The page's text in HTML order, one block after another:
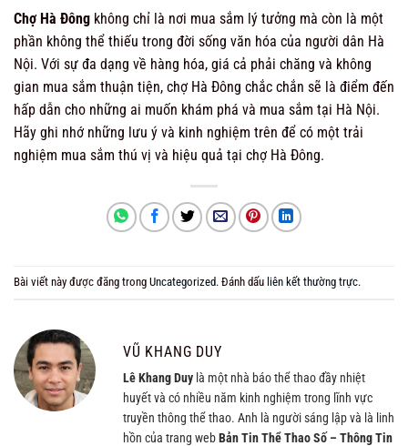
Chợ Hà Đông không chỉ là nơi mua sắm lý tưởng mà còn là một
phần không thể thiếu trong đời sống văn hóa của người dân Hà
Nội. Với sự đa dạng về hàng hóa, giá cả phải chăng và không
gian mua sắm thuận tiện, chợ Hà Đông chắc chắn sẽ là điểm đến
hấp dẫn cho những ai muốn khám phá và mua sắm tại Hà Nội.
Hãy ghi nhớ những lưu ý và kinh nghiệm trên để có một trải
nghiệm mua sắm thú vị và hiệu quả tại chợ Hà Đông.
Bài viết này được đăng trong Uncategorized. Đánh dấu liên kết thường trực.
VŨ KHANG DUY
Lê Khang Duy là một nhà báo thể thao đầy nhiệt
huyết và có nhiều năm kinh nghiệm trong lĩnh vực
truyền thông thể thao. Anh là người sáng lập và là linh
hồn của trang webBản Tin Thể Thao Số – Thông Tin